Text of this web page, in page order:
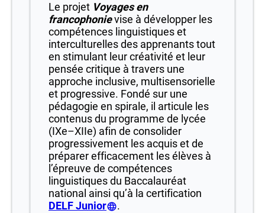
Le projet Voyages en
francophonievise à développer les
compétences linguistiques et
interculturelles des apprenants tout
en stimulant leur créativité et leur
pensée critique à travers une
approche inclusive, multisensorielle
et progressive. Fondé sur une
pédagogie en spirale, il articule les
contenus du programme de lycée
(IXe–XIIe) afin de consolider
progressivement les acquis et de
préparer efficacement les élèves à
l’épreuve de compétences
linguistiques du Baccalauréat
national ainsi qu’à la certification
DELF Junior
.